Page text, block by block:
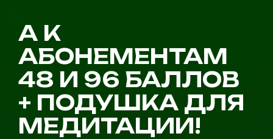
А К
АБОНЕМЕНТАМ
48 И 96 БАЛЛОВ
+ ПОДУШКА ДЛЯ
МЕДИТАЦИИ!